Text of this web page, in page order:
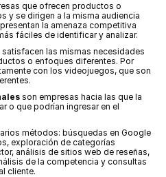
que ofrecen productos o
y se dirigen a la misma audiencia
la amenaza competitiva
fáciles de identificar y analizar.
satisfacen las mismas necesidades
o enfoques diferentes. Por
con los videojuegos, que son
son empresas hacia las que la
o que podrían ingresar en el
métodos: búsquedas en Google
exploración de categorías
análisis de sitios web de reseñas,
de la competencia y consultas
cliente.